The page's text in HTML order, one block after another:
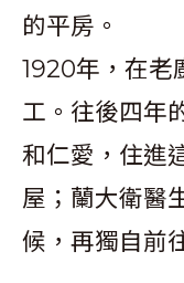
的平房。
1920年，在老
工。往後四年
和仁愛，住進
屋；蘭大衛醫
候，再獨自前